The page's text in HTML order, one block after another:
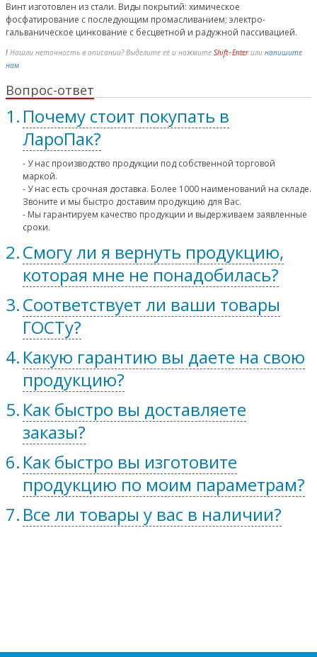
Винт изготовлен из стали. Виды покрытий: химическое
фосфатирование с последующим промасливанием; электро-
гальваническое цинкование с бесцветной и радужной пассивацией.
! Нашли неточность в описании? Выделите её и нажмите Shift+Enterили напишите
нам.
Вопрос-ответ
Почему стоит покупать в
ЛароПак?
- У нас производство продукции под собственной торговой
маркой.
- У нас есть срочная доставка. Более 1000 наименований на складе.
Звоните и мы быстро доставим продукцию для Вас.
- Мы гарантируем качество продукции и выдерживаем заявленные
сроки.
Смогу ли я вернуть продукцию,
которая мне не понадобилась?
Соответствует ли ваши товары
ГОСТу?
Какую гарантию вы даете на свою
продукцию?
Как быстро вы доставляете
заказы?
Как быстро вы изготовите
продукцию по моим параметрам?
Все ли товары у вас в наличии?